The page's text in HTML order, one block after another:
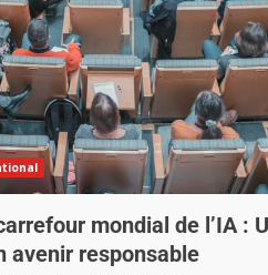
mondial de l’IA :
avenir responsable